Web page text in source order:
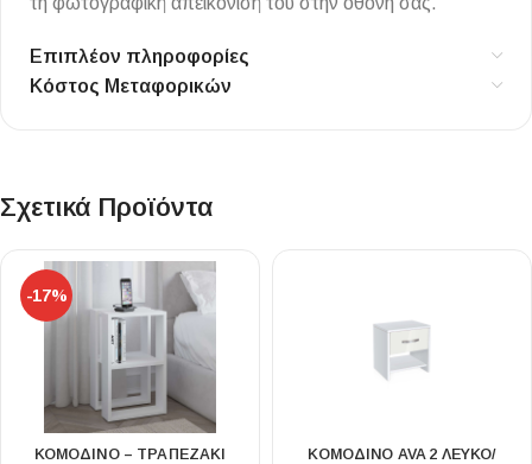
Επιπλέον πληροφορίες
Κόστος Μεταφορικών
Σχετικά Προϊόντα
-17%
ΚΟΜΟΔΊΝΟ – ΤΡΑΠΕΖΆΚΙ
ΚΟΜΟΔΊΝΟ AVA 2 ΛΕΥΚΌ/